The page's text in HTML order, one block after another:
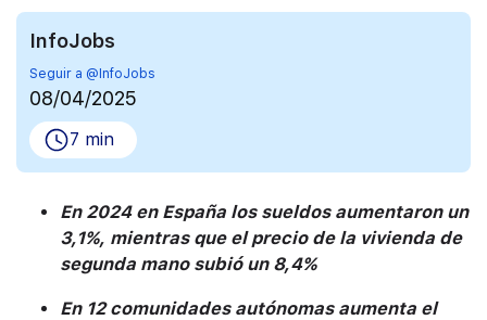
InfoJobs
Seguir a @InfoJobs
08/04/2025
7 min
En 2024 en España los sueldos aumentaron un
3,1%, mientras que el precio de la vivienda de
segunda mano subió un 8,4%
En 12 comunidades autónomas aumenta el